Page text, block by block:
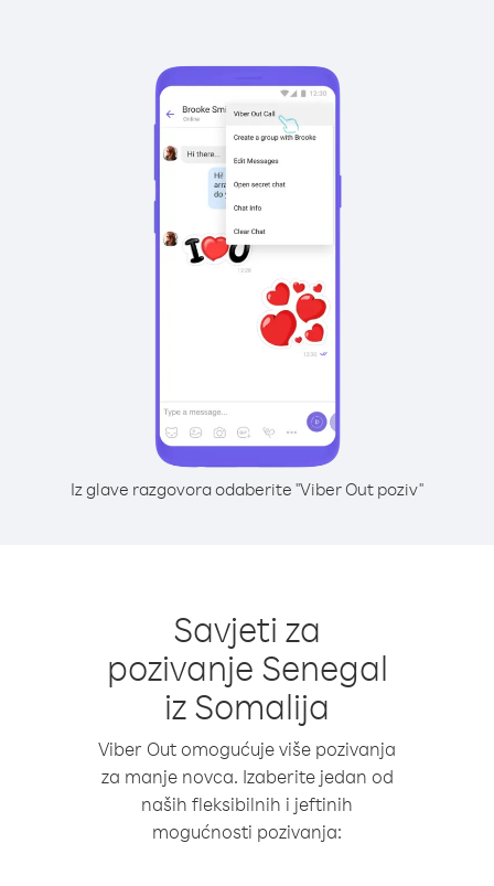
Iz glave razgovora odaberite "Viber Out poziv"
Savjeti za
pozivanje Senegal
iz Somalija
Viber Out omogućuje više pozivanja
za manje novca. Izaberite jedan od
naših fleksibilnih i jeftinih
mogućnosti pozivanja: